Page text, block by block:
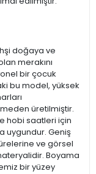
doğaya ve
merakını
bir çocuk
bu model, yüksek
üretilmiştir.
hobi saatleri için
uygundur. Geniş
ve görsel
Boyama
bir yüzey